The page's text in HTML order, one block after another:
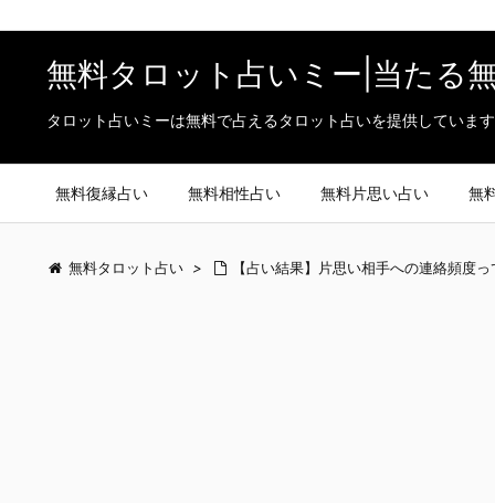
無料タロット占いミー|当たる
タロット占いミーは無料で占えるタロット占いを提供していま
無料復縁占い 無料相性占い 無料片思い占い 無
無料タロット占い > 【占い結果】片思い相手への連絡頻度